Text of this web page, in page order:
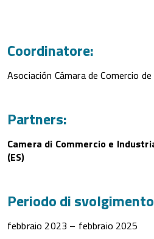
Coordinatore:
Asociación Cámara de Comercio de
Partners:
Camera di Commercio e
(ES)
Periodo di
febbraio 2023 – febbraio 2025